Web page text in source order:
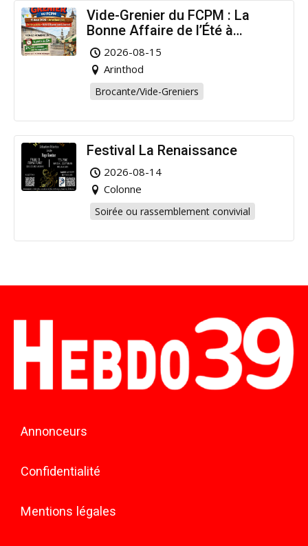
Vide-Grenier du FCPM : La
Bonne Affaire de l’Été à
Arinthod !
2026-08-15
Arinthod
Brocante/Vide-Greniers
Festival La Renaissance
2026-08-14
Colonne
Soirée ou rassemblement convivial